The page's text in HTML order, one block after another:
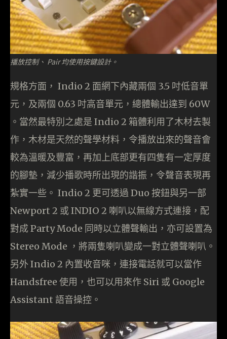
播放控制、 Pair 均使用按鍵設計。
規格方面， Indio 2 面網下內藏兩個 3.5 吋低音單
元，及兩個 0.63 吋高音單元，總體輸出達到 60W
。當然最特別之處是 Indio 2 箱體利用了木材去製
作，木材是天然的聲學材料，令播放出來的聲音會
較為溫暖及豐富，再加上底部更有四隻有一定厚度
的腳墊，減少播歌時所出現的諧振，令聲音表現再
紮實一些。 Indio 2 更可透過 Duo 按鈕與另一部
Newport 2 或 INDIO 2 喇叭以無線方式連接，配
對成 Party Mode 同時以立體聲輸出，亦可設置為
Stereo Mode ，將兩隻喇叭變成一對立體聲喇叭。
另外 Indio 2 內置收音咪，連接電話就可以當作
Handsfree 使用，也可以用來作 Siri 或 Google
Assistant 語音操控。